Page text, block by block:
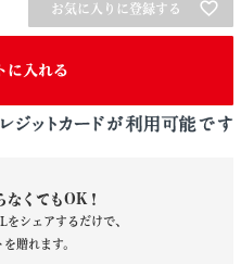
お気に入りに登録する
に入れる
なくてもOK！
シェアするだけで、
贈れます。